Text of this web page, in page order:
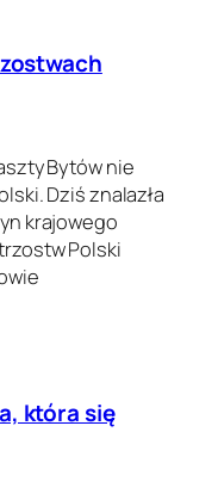
Bytów nie
Dziś znalazła
krajowego
Polski
która się